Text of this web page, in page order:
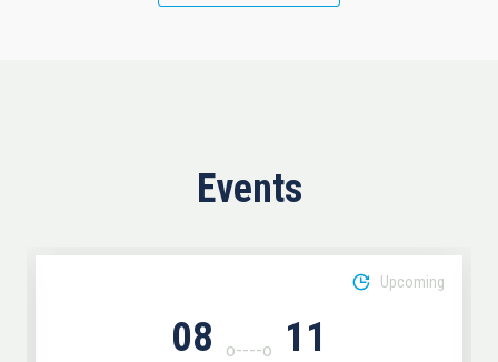
Events
08 11
Upcoming